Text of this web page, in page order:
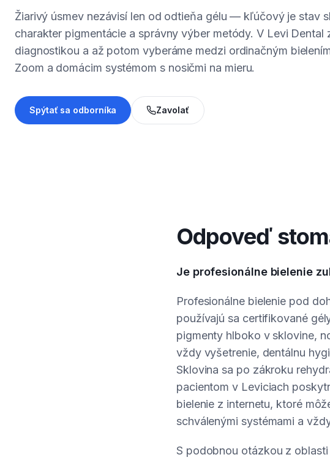
Žiarivý úsmev nezávisí len od odtieňa gélu — kľúčový je stav
charakter pigmentácie a správny výber metódy. V Levi Dental
diagnostikou a až potom vyberáme medzi ordinačným
Zoom a domácim systémom s nosičmi na mieru.
Spýtať sa odborníka Zavolať
Odpoveď
Je profesionálne bielenie
Profesionálne bielenie pod
používajú sa certifikované
pigmenty hlboko v sklovine,
vždy vyšetrenie, dentálnu
Sklovina sa po zákroku
pacientom v Leviciach
bielenie z internetu, ktoré
schválenými systémami a
S podobnou otázkou z oblasti